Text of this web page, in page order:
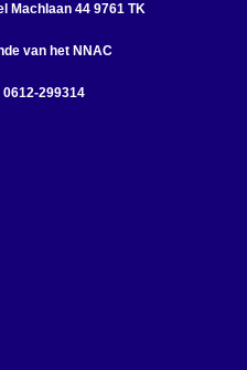
Machlaan 44 9761 TK
van het NNAC
299314